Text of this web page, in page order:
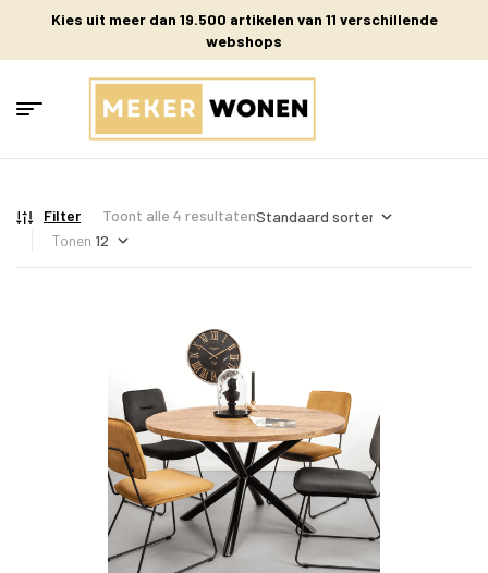
Kies uit meer dan 19.500 artikelen van 11 verschillende
webshops
Filter
Toont alle 4 resultaten
Tonen